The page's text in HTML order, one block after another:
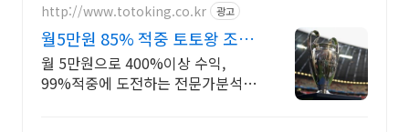
http://www.totoking.co.kr 광고
월5만원 85% 적중 토토왕 조합
픽 월 99,000원
월 5만원으로 400%이상 수익,
99%적중에 도전하는 전문가분석